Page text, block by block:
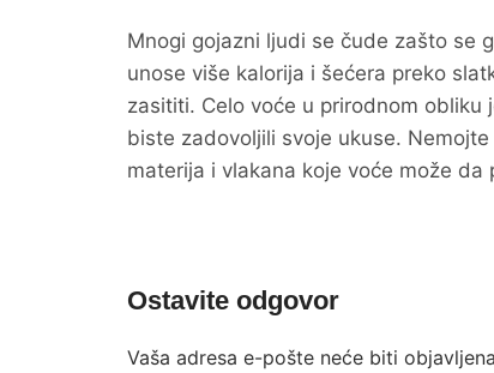
Mnogi gojazni ljudi se čude zašto se
unose više kalorija i šećera preko
zasititi. Celo voće u prirodnom
biste zadovoljili svoje ukuse.
materija i vlakana koje voće može da
Ostavite odgovor
Vaša adresa e-pošte neće biti